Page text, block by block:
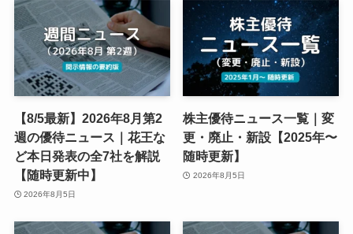
【8/5最新】2026年8月第2
週の優待ニュース｜花王な
ど本日発表の全7社を解説
【随時更新中】
2026年8月5日
株主優待ニュース一覧｜変
更・廃止・新設【2025年〜
随時更新】
2026年8月5日